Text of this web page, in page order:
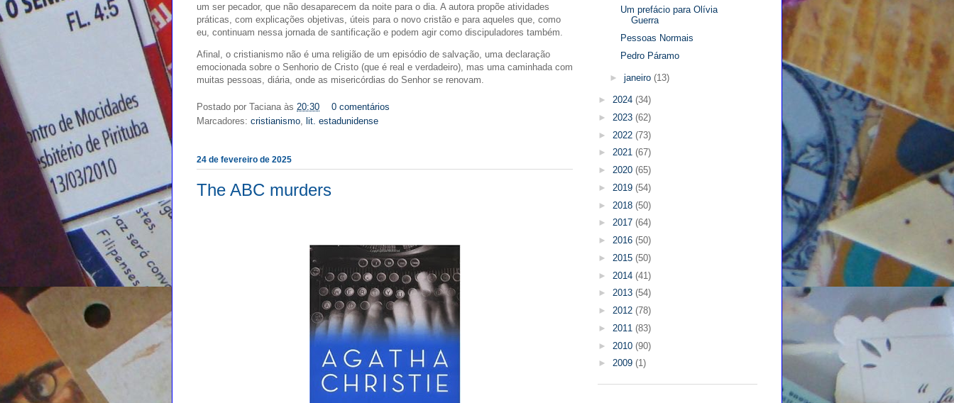
um ser pecador, que não desaparecem da noite para o dia. A autora propõe atividades
práticas, com explicações objetivas, úteis para o novo cristão e para aqueles que, como
eu, continuam nessa jornada de santificação e podem agir como discipuladores também.
Afinal, o cristianismo não é uma religião de um episódio de salvação, uma declaração
emocionada sobre o Senhorio de Cristo (que é real e verdadeiro), mas uma caminhada com
muitas pessoas, diária, onde as misericórdias do Senhor se renovam.
Postado por Taciana às 20:30
0 comentários
Marcadores: cristianismo, lit. estadunidense
24 de fevereiro de 2025
The ABC murders
Um prefácio para Olívia
Guerra
Pessoas Normais
Pedro Páramo
► janeiro (13)
► 2024 (34)
► 2023 (62)
► 2022 (73)
► 2021 (67)
► 2020 (65)
► 2019 (54)
► 2018 (50)
► 2017 (64)
► 2016 (50)
► 2015 (50)
► 2014 (41)
► 2013 (54)
► 2012 (78)
► 2011 (83)
► 2010 (90)
► 2009 (1)